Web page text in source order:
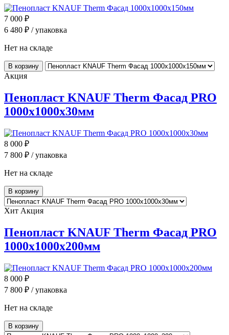
7 000 ₽
6 480 ₽ / упаковка
Нет на складе
В корзину
Акция
Пенопласт KNAUF Therm Фасад PRO
1000x1000x30мм
8 000 ₽
7 800 ₽ / упаковка
Нет на складе
В корзину
Хит Акция
Пенопласт KNAUF Therm Фасад PRO
1000х1000х200мм
8 000 ₽
7 800 ₽ / упаковка
Нет на складе
В корзину